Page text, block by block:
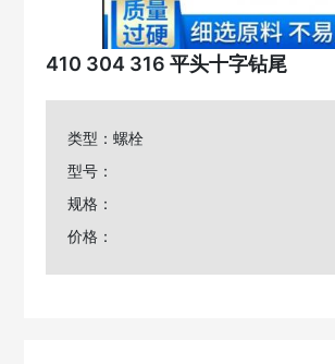
410 304 316 平头十字钻尾
类型：螺栓
型号：
规格：
价格：